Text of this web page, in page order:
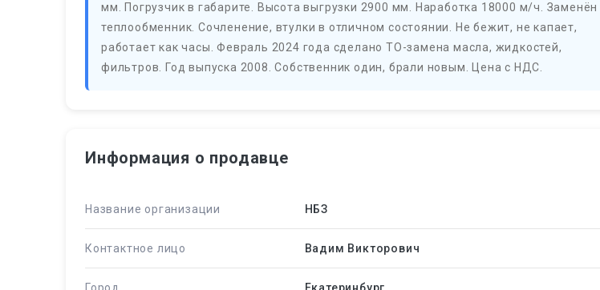
мм. Погрузчик в габарите. Высота выгрузки 2900 мм. Наработка 18000 м/ч. Заменён
теплообменник. Сочленение, втулки в отличном состоянии. Не бежит, не капает,
работает как часы. Февраль 2024 года сделано ТО-замена масла, жидкостей,
фильтров. Год выпуска 2008. Собственник один, брали новым. Цена с НДС.
Информация о продавце
Название организации НБЗ
Контактное лицо Вадим Викторович